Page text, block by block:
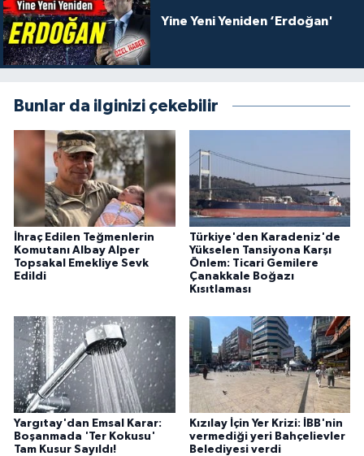
Yine Yeni Yeniden ‘Erdoğan'
Bunlar da ilginizi çekebilir
İhraç Edilen Teğmenlerin
Komutanı Albay Alper
Topsakal Emekliye Sevk
Edildi
Türkiye'den Karadeniz'de
Yükselen Tansiyona Karşı
Önlem: Ticari Gemilere
Çanakkale Boğazı
Kısıtlaması
Yargıtay'dan Emsal Karar:
Boşanmada 'Ter Kokusu'
Tam Kusur Sayıldı!
Kızılay İçin Yer Krizi: İBB'nin
vermediği yeri Bahçelievler
Belediyesi verdi